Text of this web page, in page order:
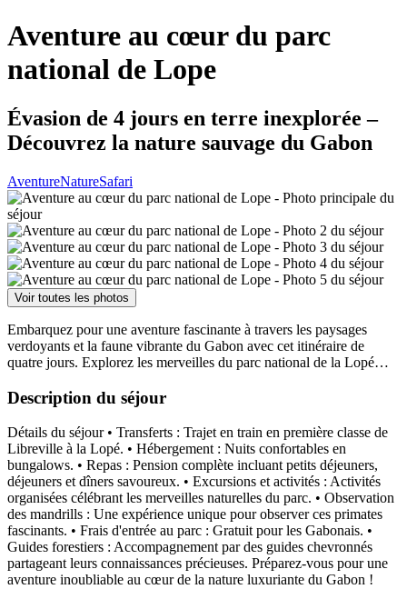
Aventure au cœur du parc
national de Lope
Évasion de 4 jours en terre inexplorée –
Découvrez la nature sauvage du Gabon
AventureNatureSafari
Voir toutes les photos
Embarquez pour une aventure fascinante à travers les paysages
verdoyants et la faune vibrante du Gabon avec cet itinéraire de
quatre jours. Explorez les merveilles du parc national de la Lopé…
Description du séjour
Détails du séjour • Transferts : Trajet en train en première classe de
Libreville à la Lopé. • Hébergement : Nuits confortables en
bungalows. • Repas : Pension complète incluant petits déjeuners,
déjeuners et dîners savoureux. • Excursions et activités : Activités
organisées célébrant les merveilles naturelles du parc. • Observation
des mandrills : Une expérience unique pour observer ces primates
fascinants. • Frais d'entrée au parc : Gratuit pour les Gabonais. •
Guides forestiers : Accompagnement par des guides chevronnés
partageant leurs connaissances précieuses. Préparez-vous pour une
aventure inoubliable au cœur de la nature luxuriante du Gabon !